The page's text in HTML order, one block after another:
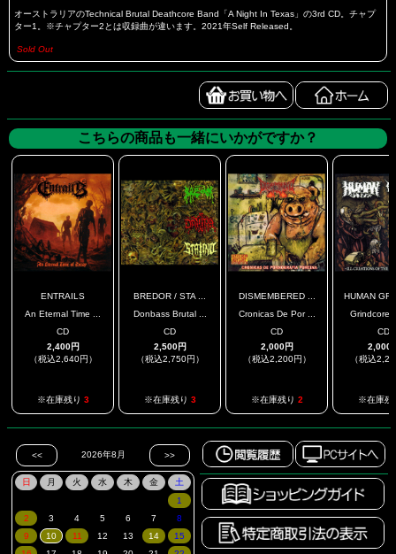
オーストラリアのTechnical Brutal Deathcore Band「A Night In Texas」の3rd CD。チャプ
ター1。※チャプター2とは収録曲が違います。2021年Self Released。
Sold Out
こちらの商品も一緒にいかがですか？
ENTRAILS
An Eternal Time ...
CD
2,400円
（税込2,640円）
※在庫残り 3
BREDOR / STA ...
Donbass Brutal ...
CD
2,500円
（税込2,750円）
※在庫残り 3
DISMEMBERED ...
Cronicas De Por ...
CD
2,000円
（税込2,200円）
※在庫残り 2
HUMAN
Grindcore
CD
2,000
（税込
※在庫残